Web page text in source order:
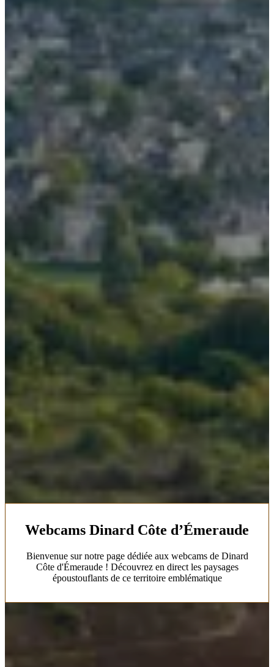
Webcams Dinard Côte d’Émeraude
Bienvenue sur notre page dédiée aux webcams de Dinard
Côte d'Émeraude ! Découvrez en direct les paysages
époustouflants de ce territoire emblématique